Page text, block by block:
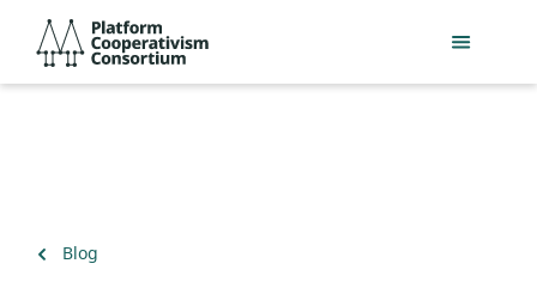
Lewati
konten
Consortium
Kembali
Blog